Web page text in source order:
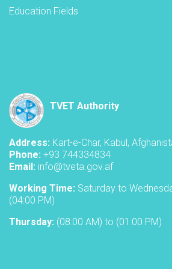
Education Fields
TVET Authority
Address: Kart-e-Char, Kabul,
Phone: +93 744334834
Email: info@tveta.gov.af
Working Time: Saturday to
(04:00 PM)
Thursday: (08:00 AM) to (01:00 PM)